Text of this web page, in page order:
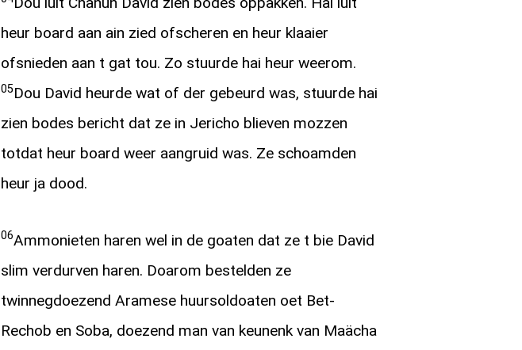
heur board aan ain zied ofscheren en heur klaaier
ofsnieden aan t gat tou. Zo stuurde hai heur weerom.
05Dou David heurde wat of der gebeurd was, stuurde hai
zien bodes bericht dat ze in Jericho blieven mozzen
totdat heur board weer aangruid was. Ze schoamden
heur ja dood.
06Ammonieten haren wel in de goaten dat ze t bie David
slim verdurven haren. Doarom bestelden ze
twinnegdoezend Aramese huursoldoaten oet Bet-
Rechob en Soba, doezend man van keunenk van Maächa